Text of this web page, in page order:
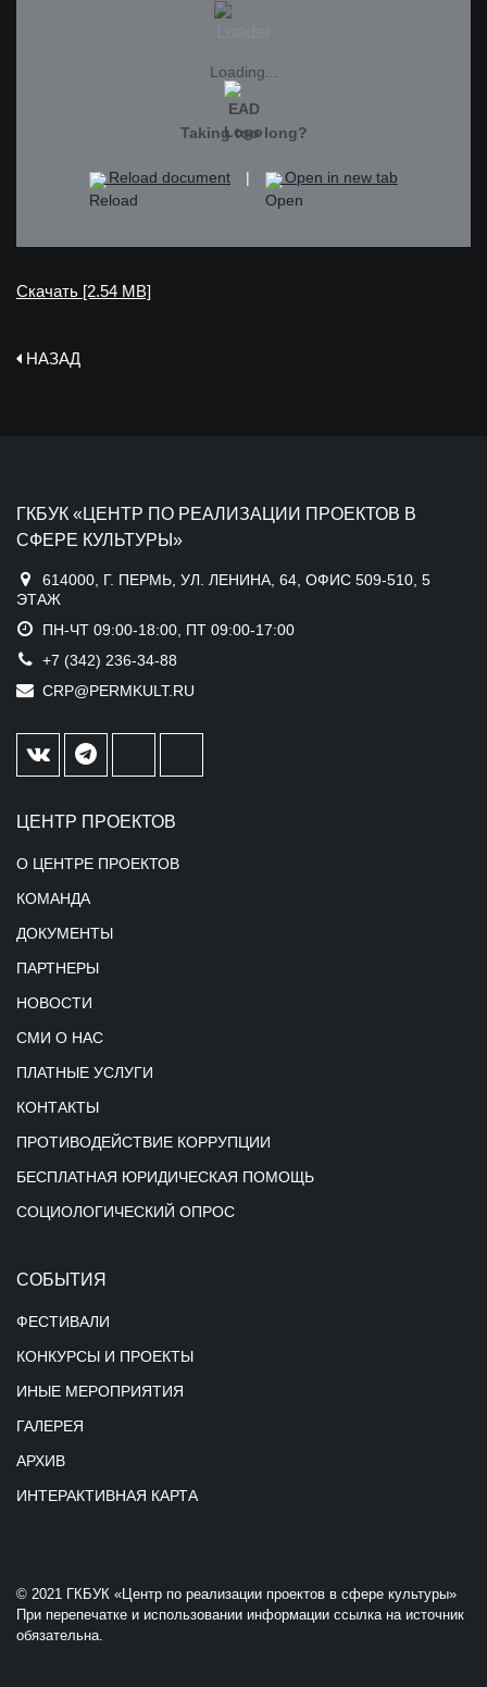
Loading...
Taking too long?
Reload document | Open in new tab
Скачать [2.54 MB]
НАЗАД
ГКБУК «ЦЕНТР ПО РЕАЛИЗАЦИИ ПРОЕКТОВ В
СФЕРЕ КУЛЬТУРЫ»
614000, Г. ПЕРМЬ, УЛ. ЛЕНИНА, 64, ОФИС 509-510, 5
ЭТАЖ
ПН-ЧТ 09:00-18:00, ПТ 09:00-17:00
+7 (342) 236-34-88
CRP@PERMKULT.RU
ЦЕНТР ПРОЕКТОВ
О ЦЕНТРЕ ПРОЕКТОВ
КОМАНДА
ДОКУМЕНТЫ
ПАРТНЕРЫ
НОВОСТИ
СМИ О НАС
ПЛАТНЫЕ УСЛУГИ
КОНТАКТЫ
ПРОТИВОДЕЙСТВИЕ КОРРУПЦИИ
БЕСПЛАТНАЯ ЮРИДИЧЕСКАЯ ПОМОЩЬ
СОЦИОЛОГИЧЕСКИЙ ОПРОС
СОБЫТИЯ
ФЕСТИВАЛИ
КОНКУРСЫ И ПРОЕКТЫ
ИНЫЕ МЕРОПРИЯТИЯ
ГАЛЕРЕЯ
АРХИВ
ИНТЕРАКТИВНАЯ КАРТА
© 2021 ГКБУК «Центр по реализации проектов в сфере культуры»
При перепечатке и использовании информации ссылка на источник
обязательна.